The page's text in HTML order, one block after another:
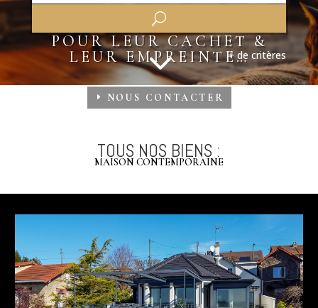
+ de critères
À LA DECOUVERTE DE
LIEUX SÉLECTIONNÉS
POUR LEUR CACHET &
LEUR EMPREINTE…
NOUS CONTACTER
3
TOUS NOS BIENS :
MAISON CONTEMPORAINE